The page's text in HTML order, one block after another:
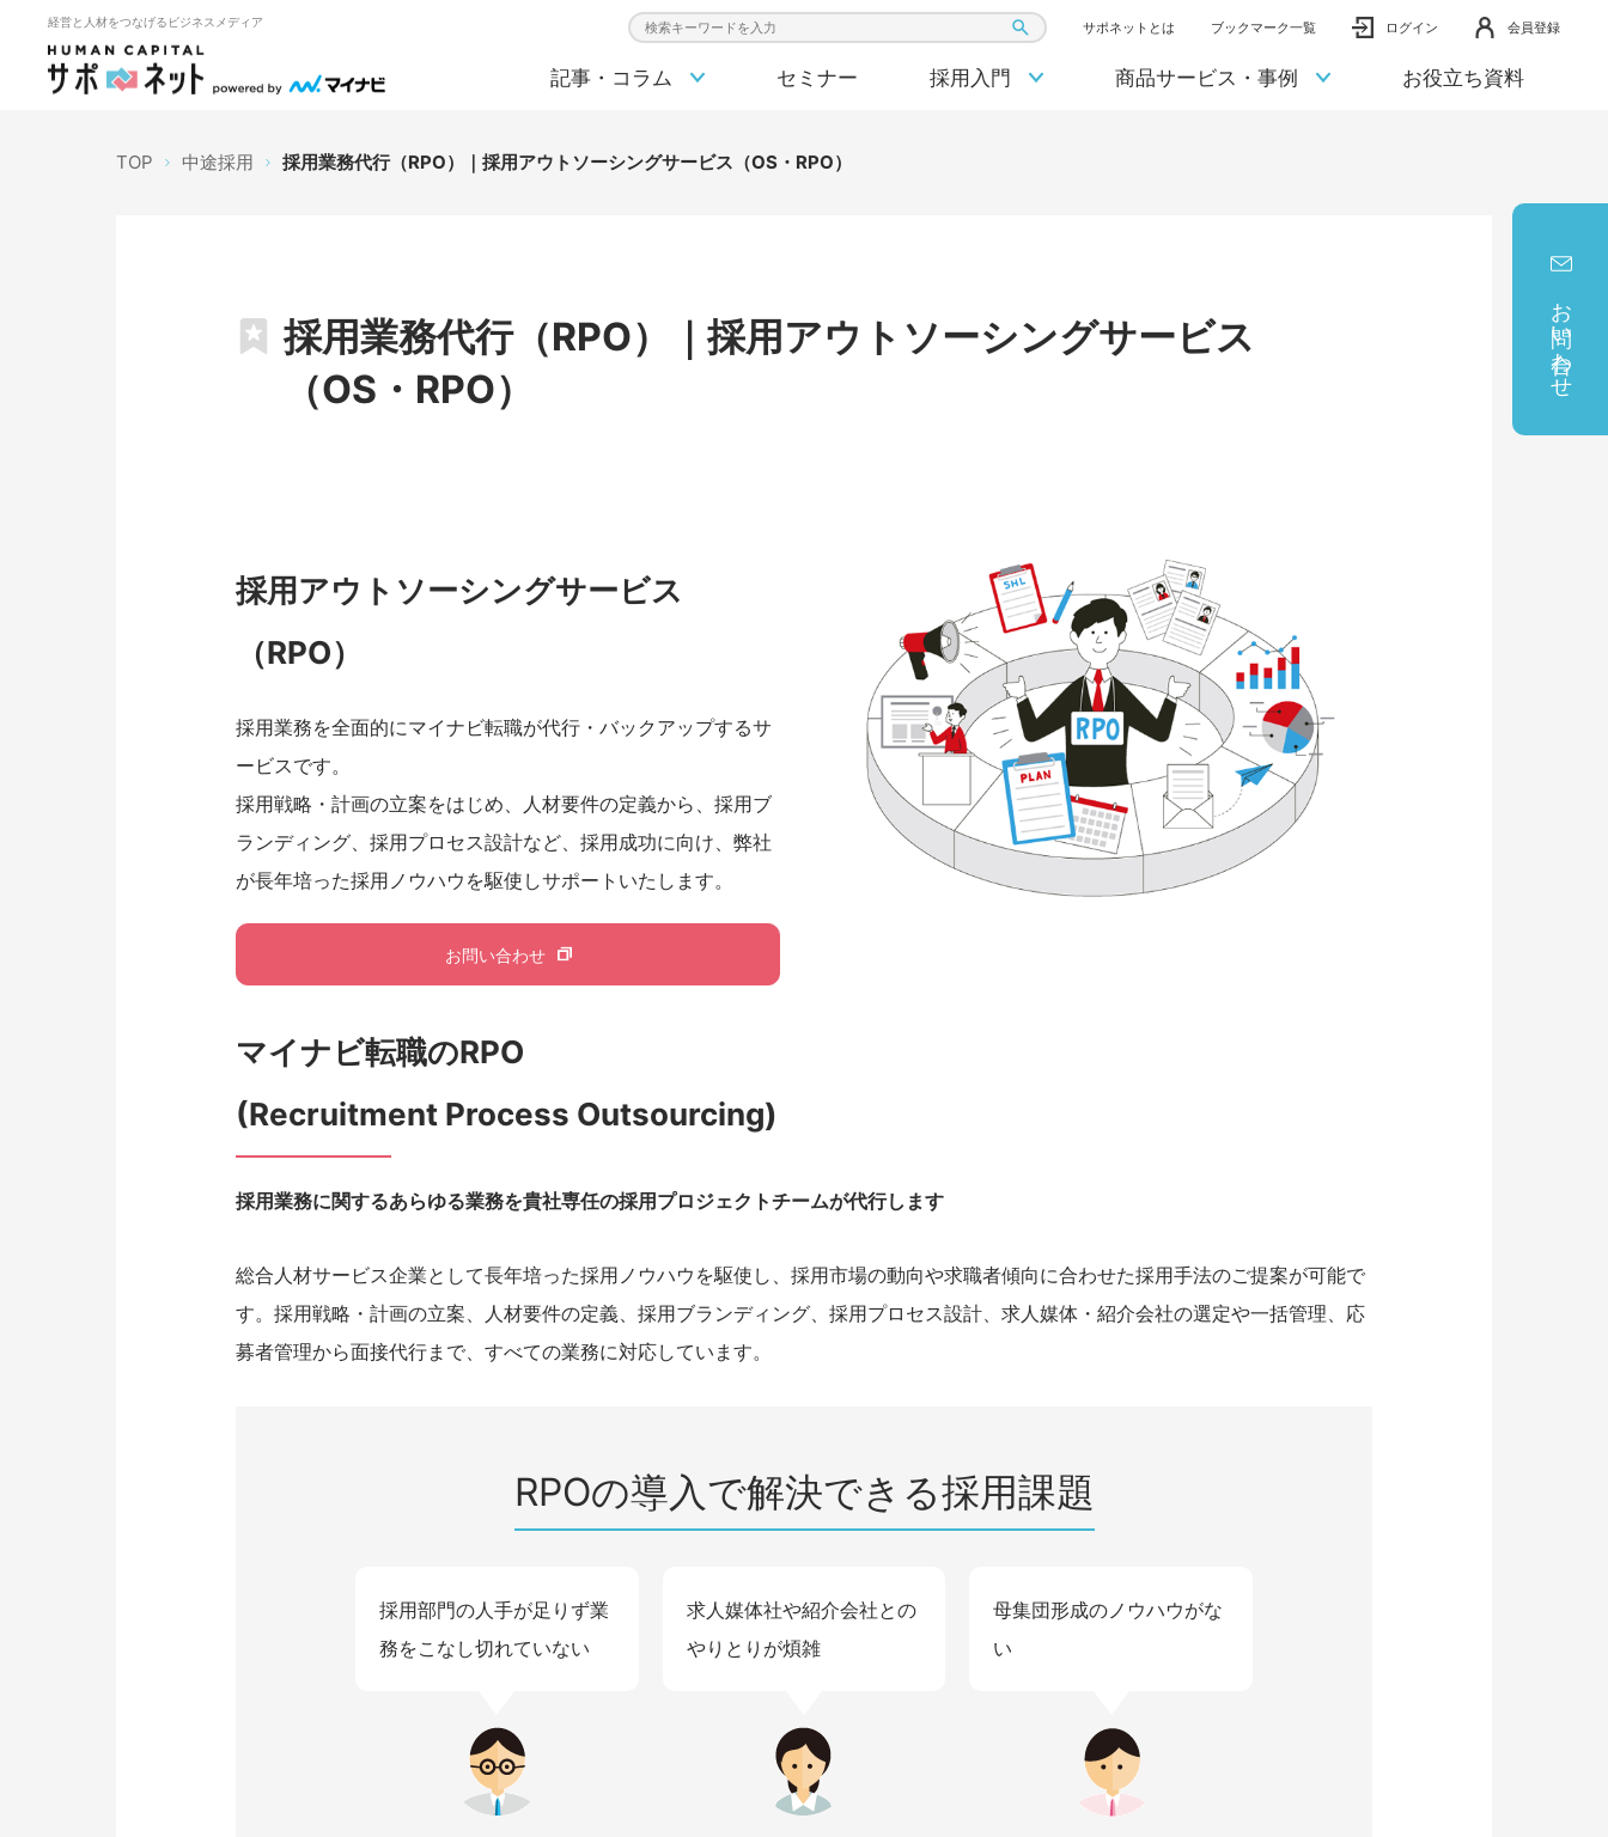
経営と人材をつなげるビジネスメディア
検索キーワード入力 サポネットとは ブックマーク一覧 ログイン 会員登録
記事・コラム セミナー 採用入門 商品サービス・事例 お役立ち資料
お問い合わせ
TOP 中途採用 採用業務代行（RPO）｜採用アウトソーシングサービス（OS・RPO）
採用業務代行（RPO）｜採用アウトソーシングサービス
（OS・RPO）
採用アウトソーシングサービス
（RPO）
採用業務を全面的にマイナビ転職が代行・バックアップするサ
ービスです。
採用戦略・計画の立案をはじめ、人材要件の定義から、採用ブ
ランディング、採用プロセス設計など、採用成功に向け、弊社
が長年培った採用ノウハウを駆使しサポートいたします。
お問い合わせ
マイナビ転職のRPO
(Recruitment Process Outsourcing)
採用業務に関するあらゆる業務を貴社専任の採用プロジェクトチームが代行します
総合人材サービス企業として長年培った採用ノウハウを駆使し、採用市場の動向や求職者傾向に合わせた採用手法のご提案が可能で
す。採用戦略・計画の立案、人材要件の定義、採用ブランディング、採用プロセス設計、求人媒体・紹介会社の選定や一括管理、応
募者管理から面接代行まで、すべての業務に対応しています。
RPOの導入で解決できる採用課題
採用部門の人手が足りず業
務をこなし切れていない
求人媒体社や紹介会社との
やりとりが煩雑
母集団形成のノウハウがな
い